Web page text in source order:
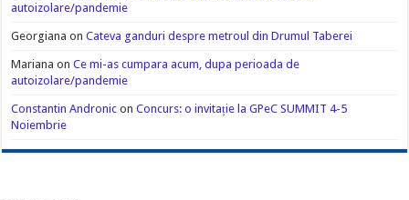
autoizolare/pandemie
Georgiana onCateva ganduri despre metroul din Drumul Taberei
Mariana onCe mi-as cumpara acum, dupa perioada de
autoizolare/pandemie
Constantin Andronic onConcurs: o invitație la GPeC SUMMIT 4-5
Noiembrie